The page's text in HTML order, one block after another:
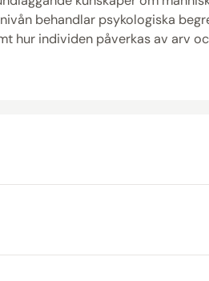
behandlar psykologiska
hur individen påverkas av arv